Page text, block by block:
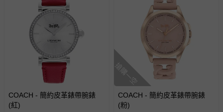
COACH - 簡約皮革錶帶腕錶
(紅)
搶購一空
COACH - 簡約皮革錶帶腕錶
(粉)